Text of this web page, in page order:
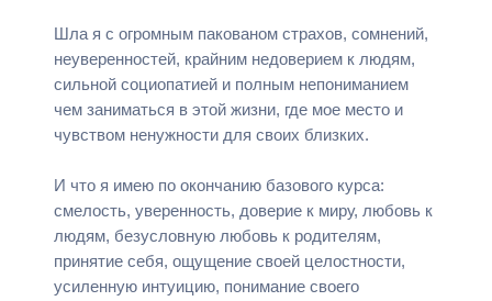
Шла я с огромным пакованом страхов, сомнений,
неуверенностей, крайним недоверием к людям,
сильной социопатией и полным непониманием
чем заниматься в этой жизни, где мое место и
чувством ненужности для своих близких.
И что я имею по окончанию базового курса:
смелость, уверенность, доверие к миру, любовь к
людям, безусловную любовь к родителям,
принятие себя, ощущение своей целостности,
усиленную интуицию, понимание своего